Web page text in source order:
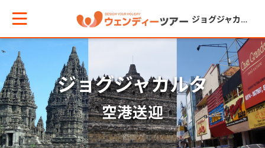
ジョグジャカルタ
ジョグジャカルタ
空港送迎
メインメニューへ戻る
マから現地ツアーを探す
メインメニューへ戻る
アからお役立ち情報を探す